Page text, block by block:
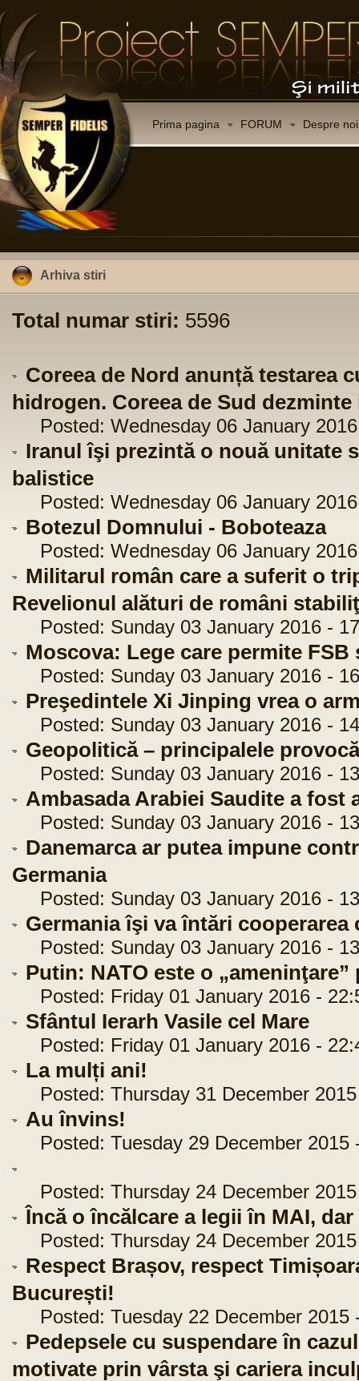
Prima pagina FORUM Despre noi
Arhiva stiri
Total numar stiri: 5596
Coreea de Nord anunță testarea
hidrogen. Coreea de Sud
Posted: Wednesday 06 January
Iranul îşi prezintă o nouă unitate
balistice
Posted: Wednesday 06 January
Botezul Domnului - Boboteaza
Posted: Wednesday 06 January
Militarul român care a suferit o
Revelionul alături de români
Posted: Sunday 03 January 2016 -
Moscova: Lege care permite
Posted: Sunday 03 January 2016 -
Preşedintele Xi Jinping vrea o
Posted: Sunday 03 January 2016 -
Geopolitică – principalele
Posted: Sunday 03 January 2016 -
Ambasada Arabiei Saudite a fost
Posted: Sunday 03 January 2016 -
Danemarca ar putea impune
Germania
Posted: Sunday 03 January 2016 -
Germania îşi va întări
Posted: Sunday 03 January 2016 -
Putin: NATO este o
Posted: Friday 01 January 2016 -
Sfântul Ierarh Vasile cel Mare
Posted: Friday 01 January 2016 -
La mulți ani!
Posted: Thursday 31 December 2015
Au învins!
Posted: Tuesday 29 December 2015
Posted: Thursday 24 December 2015
Încă o încălcare a legii în MAI,
Posted: Thursday 24 December 2015
Respect Brașov, respect
București!
Posted: Tuesday 22 December 2015
Pedepsele cu suspendare în
motivate prin vârsta şi cariera